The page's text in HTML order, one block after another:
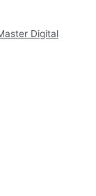
Digital